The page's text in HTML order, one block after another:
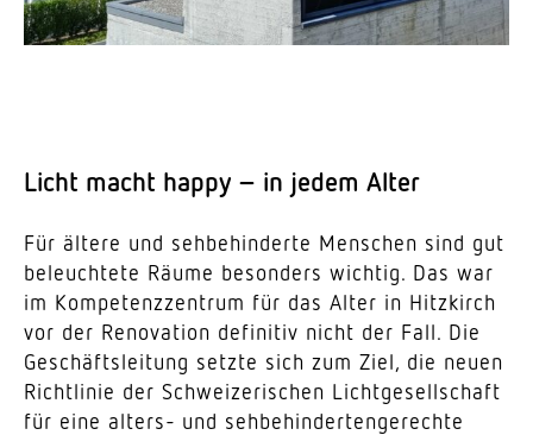
Licht macht happy – in jedem Alter
Für ältere und sehbe­hin­derte Menschen sind gut
beleuchtete Räume besonders wichtig. Das war
im Kompe­tenz­zentrum für das Alter in Hitz­kirch
vor der Reno­vation defi­nitiv nicht der Fall. Die
Geschäfts­leitung setzte sich zum Ziel, die neuen
Richt­linie der Schwei­ze­ri­schen Licht­ge­sell­schaft
für eine alters- und sehbe­hin­der­ten­ge­rechte